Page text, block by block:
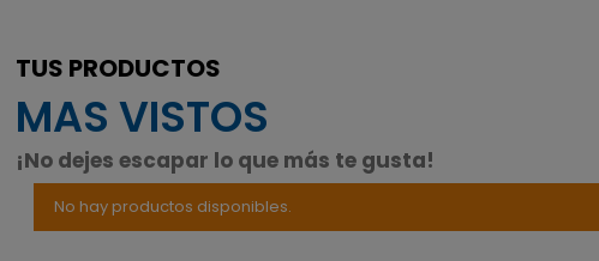
TUS PRODUCTOS
MAS VISTOS
¡No dejes escapar lo que más te gusta!
No hay productos disponibles.